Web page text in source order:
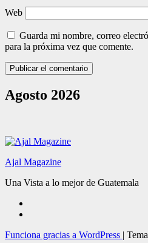
Web
Guarda mi nombre, correo
para la próxima vez que comente.
Agosto 2026
Ajal Magazine
Una Vista a lo mejor de Guatemala
Funciona gracias a WordPress |